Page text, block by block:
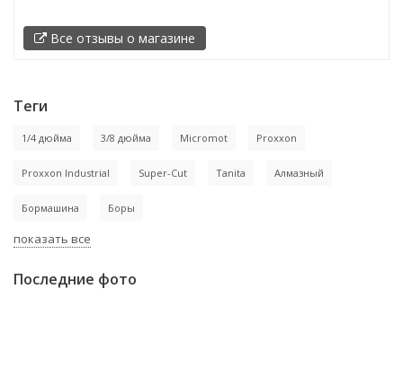
Все отзывы о магазине
Теги
1/4 дюйма 3/8 дюйма Micromot Proxxon
Proxxon Industrial Super-Cut Tanita Алмазный
Бормашина Боры
показать все
Последние фото